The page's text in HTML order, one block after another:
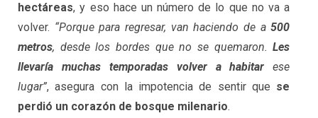
hectáreas, y eso hace un número de lo que no va a
volver. “Porque para regresar, van haciendo de a500
metros, desde los bordes que no se quemaron.Les
llevaría muchas temporadas volver a habitar ese
lugar”, asegura con la impotencia de sentir que se
perdió un corazón de bosque milenario.